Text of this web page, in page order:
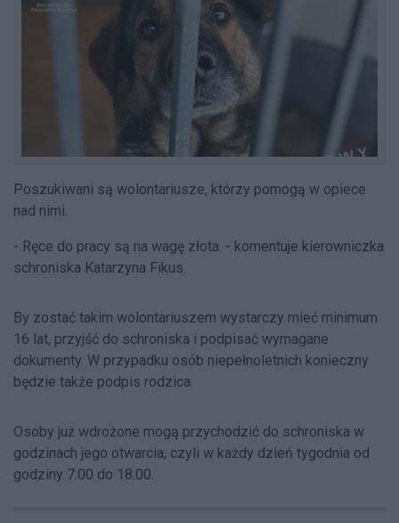
Poszukiwani są wolontariusze, którzy pomogą w opiece
nad nimi.
- Ręce do pracy są na wagę złota. - komentuje kierowniczka
schroniska Katarzyna Fikus.
By zostać takim wolontariuszem wystarczy mieć minimum
16 lat, przyjść do schroniska i podpisać wymagane
dokumenty. W przypadku osób niepełnoletnich konieczny
będzie także podpis rodzica.
Osoby już wdrożone mogą przychodzić do schroniska w
godzinach jego otwarcia, czyli w każdy dzień tygodnia od
godziny 7:00 do 18:00.